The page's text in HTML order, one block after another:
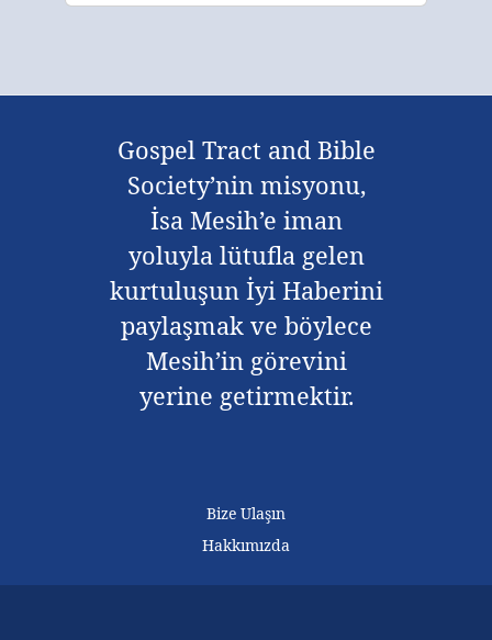
Gospel Tract and Bible
Society’nin misyonu,
İsa Mesih’e iman
yoluyla lütufla gelen
kurtuluşun İyi Haberini
paylaşmak ve böylece
Mesih’in görevini
yerine getirmektir.
Bize Ulaşın
Hakkımızda